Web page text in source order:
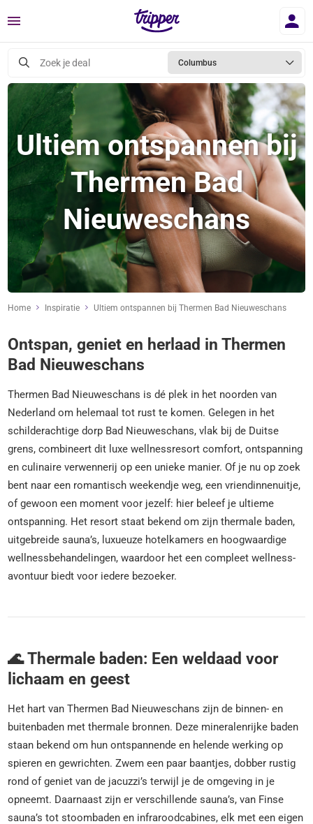
Menu
Zoek je deal Columbus
Ultiem ontspannen bij
Thermen Bad
Nieuweschans
Home Inspiratie Ultiem ontspannen bij Thermen Bad Nieuweschans
Ontspan, geniet en herlaad in Thermen
Bad Nieuweschans
Thermen Bad Nieuweschans is dé plek in het noorden van
Nederland om helemaal tot rust te komen. Gelegen in het
schilderachtige dorp Bad Nieuweschans, vlak bij de Duitse
grens, combineert dit luxe wellnessresort comfort, ontspanning
en culinaire verwennerij op een unieke manier. Of je nu op zoek
bent naar een romantisch weekendje weg, een vriendinnenuitje,
of gewoon een moment voor jezelf: hier beleef je ultieme
ontspanning. Het resort staat bekend om zijn thermale baden,
uitgebreide sauna’s, luxueuze hotelkamers en hoogwaardige
wellnessbehandelingen, waardoor het een compleet wellness-
avontuur biedt voor iedere bezoeker.
🌊 Thermale baden: Een weldaad voor
lichaam en geest
Het hart van Thermen Bad Nieuweschans zijn de binnen- en
buitenbaden met thermale bronnen. Deze mineralenrijke baden
staan bekend om hun ontspannende en helende werking op
spieren en gewrichten. Zwem een paar baantjes, dobber rustig
rond of geniet van de jacuzzi’s terwijl je de omgeving in je
opneemt. Daarnaast zijn er verschillende sauna’s, van Finse
sauna’s tot stoombaden en infraroodcabines, elk met een eigen